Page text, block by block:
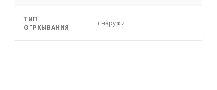
ТИП
ОТРКЫВАНИЯ
снаружи